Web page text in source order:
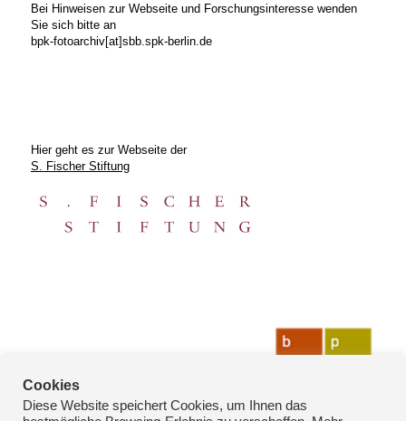
Bei Hinweisen zur Webseite und Forschungsinteresse wenden
Sie sich bitte an
bpk-fotoarchiv[at]sbb.spk-berlin.de
Hier geht es zur Webseite der
S. Fischer Stiftung
Cookies
Diese Website speichert Cookies, um Ihnen das